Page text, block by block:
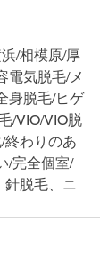
/相模原/厚
電気脱毛/メ
身脱毛/ヒゲ
/VIO/VIO脱
終わりのあ
/完全個室/
針脱毛、ニ